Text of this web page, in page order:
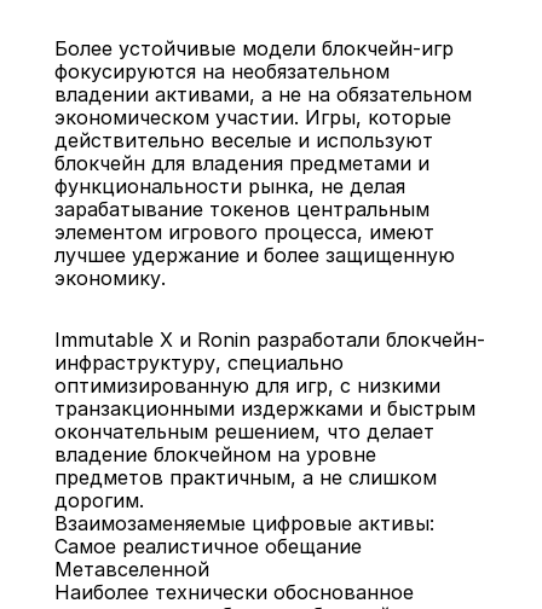
Более устойчивые модели блокчейн-игр
фокусируются на необязательном
владении активами, а не на обязательном
экономическом участии. Игры, которые
действительно веселые и используют
блокчейн для владения предметами и
функциональности рынка, не делая
зарабатывание токенов центральным
элементом игрового процесса, имеют
лучшее удержание и более защищенную
экономику.
Immutable X и Ronin разработали блокчейн-
инфраструктуру, специально
оптимизированную для игр, с низкими
транзакционными издержками и быстрым
окончательным решением, что делает
владение блокчейном на уровне
предметов практичным, а не слишком
дорогим.
Взаимозаменяемые цифровые активы:
Самое реалистичное обещание
Метавселенной
Наиболее технически обоснованное